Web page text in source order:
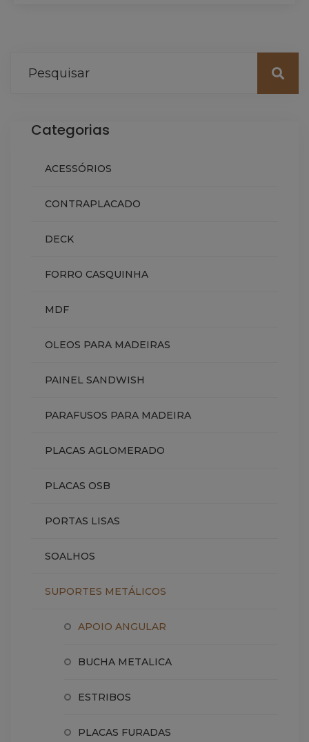
Categorias
ACESSÓRIOS
CONTRAPLACADO
DECK
FORRO CASQUINHA
MDF
OLEOS PARA MADEIRAS
PAINEL SANDWISH
PARAFUSOS PARA MADEIRA
PLACAS AGLOMERADO
PLACAS OSB
PORTAS LISAS
SOALHOS
SUPORTES METÁLICOS
APOIO ANGULAR
BUCHA METALICA
ESTRIBOS
PLACAS FURADAS